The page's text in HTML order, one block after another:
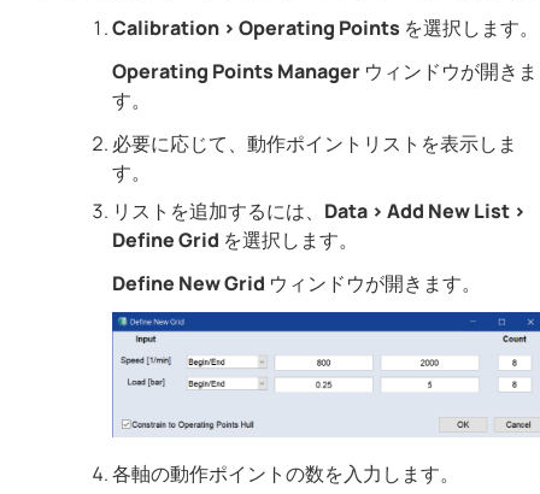
Calibration > Operating Points を選択します。
Operating Points Managerウィンドウが開きま
す。
必要に応じて、動作ポイントリストを表示しま
す。
リストを追加するには、 Data > Add New List >
Define Grid を選択します。
Define New Grid ウィンドウが開きます。
各軸の動作ポイントの数を入力します。